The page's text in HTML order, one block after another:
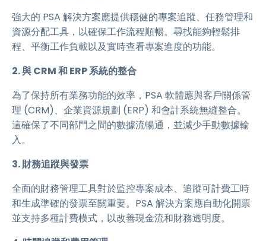
強大的 PSA 解決方案應提供穩健的專案追蹤、任務管理和
資源分配工具，以確保工作流程順暢。尋找能夠輕鬆排
程、平衡工作負載以及實時查看專案進度的功能。
2. 與 CRM 和 ERP 系統的整合
為了保持所有業務功能的效率，PSA 軟體應與客戶關係管
理 (CRM)、企業資源規劃 (ERP) 和會計系統無縫整合。
這確保了不同部門之間的數據流暢通，並減少手動數據輸
入。
3. 財務追蹤與發票
全面的財務管理工具對於監控專案成本、追蹤可計費工時
和生成準確的發票至關重要。PSA 解決方案應自動化開票
並支持多種計費模式，以改善現金流和財務透明度。